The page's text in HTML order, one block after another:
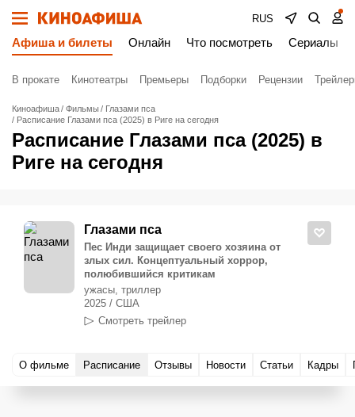
RUS
Афиша и билеты Онлайн Что посмотреть Сериалы
В прокате Кинотеатры Премьеры Подборки Рецензии
Киноафиша Фильмы
Глазами пса
Расписание Глазами пса (2025) в Риге на сегодня
Расписание Глазами пса (2025) в
Риге на сегодня
Глазами пса
Пес Инди защищает своего хозяина от
злых сил. Концептуальный хоррор,
полюбившийся критикам
ужасы, триллер
2025 / США
Смотреть трейлер
О фильме Расписание Отзывы Новости Статьи Кадры